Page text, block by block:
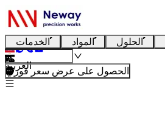
الخدمات المواد الحلول
العربية
الحصول على عرض سعر فوري